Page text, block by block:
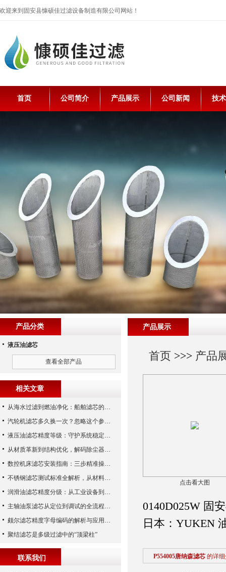
欢迎来到固安县慷硕佳过滤设备制造有限公司网站！
首页 公司简介 产品展示 公司新闻 技
产品展示
首页 >>> 产品
点击看大图
0140D025W 固
日本：YUKEN
P554005唐纳森滤芯 的详
产品分类
液压油滤芯
查看全部产品
相关文章
从海水过滤到燃油净化：船舶滤芯的多场景应用解析
汽轮机滤芯多久换一次？忽略这个参数，机组非停损失可能上百万！
液压油滤芯精度等级：守护系统稳定与寿命的“微米标尺”
从材质革新到结构优化，解码除尘器滤芯性能跃升的核心逻辑
数控机床滤芯安装指南：三步精准操作，杜绝设备“亚健康”
不锈钢滤芯测试标准全解析，从材料性能到应用场景的严苛验证
润滑油滤芯精度分级：从工业设备到精密系统的过滤密码
主轴油泵滤芯从定位到调试的全流程解析
颇尔滤芯精度字母编码的解析与应用指南
聚结滤芯是多级过滤中的“顶梁柱”
联系我们